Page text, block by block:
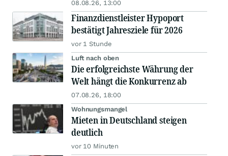
08.08.26, 13:00
Finanzdienstleister Hypoport
bestätigt Jahresziele für 2026
vor 1 Stunde
Luft nach oben
Die erfolgreichste Währung der
Welt hängt die Konkurrenz ab
07.08.26, 18:00
Wohnungsmangel
Mieten in Deutschland steigen
deutlich
vor 10 Minuten